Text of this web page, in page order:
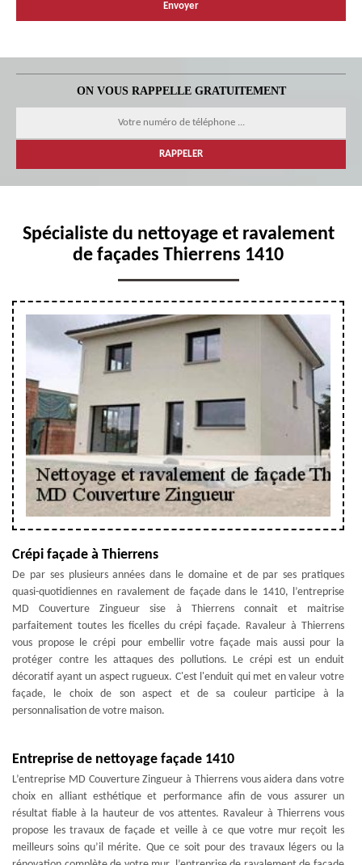
ON VOUS RAPPELLE GRATUITEMENT
Spécialiste du nettoyage et ravalement
de façades Thierrens 1410
Crépi façade à Thierrens
De par ses plusieurs années dans le domaine et de par ses pratiques
quasi-quotidiennes en ravalement de façade dans le 1410, l’entreprise
MD Couverture Zingueur sise à Thierrens connait et maitrise
parfaitement toutes les ficelles du crépi façade. Ravaleur à Thierrens
vous propose le crépi pour embellir votre façade mais aussi pour la
protéger contre les attaques des pollutions. Le crépi est un enduit
décoratif ayant un aspect rugueux. C'est l'enduit qui met en valeur votre
façade, le choix de son aspect et de sa couleur participe à la
personnalisation de votre maison.
Entreprise de nettoyage façade 1410
L’entreprise MD Couverture Zingueur à Thierrens vous aidera dans votre
choix en alliant esthétique et performance afin de vous assurer un
résultat fiable à la hauteur de vos attentes. Ravaleur à Thierrens vous
propose les travaux de façade et veille à ce que votre mur reçoit les
meilleurs soins qu’il mérite. Que ce soit pour des travaux légers ou la